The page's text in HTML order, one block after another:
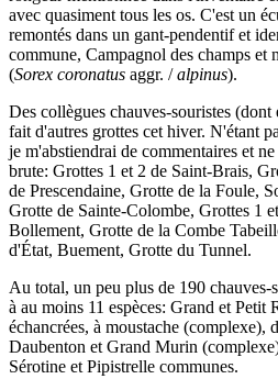
avec quasiment tous les os. C'est un
remontés dans un gant-pendentif et
commune, Campagnol des champs et
(Sorex coronatus aggr. /alpinus).
Des collègues chauves-souristes
fait d'autres grottes cet hiver. N'étant
je m'abstiendrai de commentaires et
brute: Grottes 1 et 2 de Saint-Brais,
de Prescendaine, Grotte de la Foule,
Grotte de Sainte-Colombe, Grottes 1
Bollement, Grotte de la Combe
d'État, Buement, Grotte du Tunnel.
Au total, un peu plus de 190 chauves-
à au moins 11 espèces: Grand et
échancrées, à moustache (complexe),
Daubenton et Grand Murin
Sérotine et Pipistrelle communes.